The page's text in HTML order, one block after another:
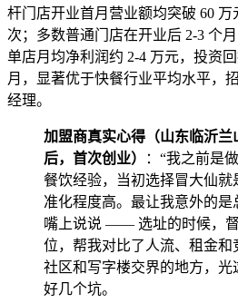
杆门店开业首月营业额均突破 60 万
次；多数普通门店在开业后 2-3 个
单店月均净利润约 2-4 万元，投资
月，显著优于快餐行业平均水平，
经理。
加盟商真实心得（山东临沂兰
后，首次创业）
：“我之前是
餐饮经验，当初选择冒大仙就
准化程度高。最让我意外的是
嘴上说说 —— 选址的时候，
位，帮我对比了人流、租金和
社区和写字楼交界的地方，光
好几个坑。